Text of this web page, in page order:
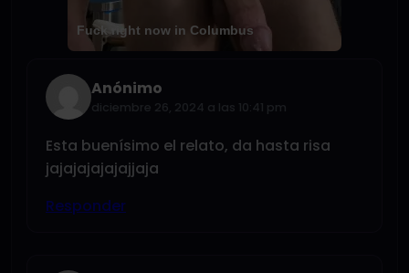
Fuck right now in Columbus
Anónimo
diciembre 26, 2024 a las 10:41 pm
Esta buenísimo el relato, da hasta risa
jajajajajajajjaja
Responder